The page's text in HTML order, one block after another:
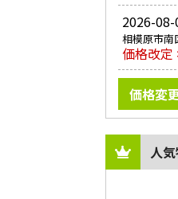
2026-
相模原市南
価格改定
価格変
人